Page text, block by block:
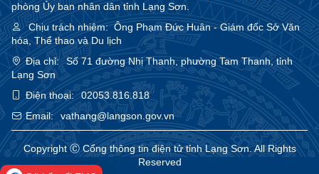
phòng Ủy ban nhân dân tỉnh Lạng Sơn.
Chịu trách nhiệm:Ông Phạm Đức Huân - Giám đốc Sở Văn
hóa, Thể thao và Du lịch
Địa chỉ:
Số 71 đường Nhị Thanh, phường Tam Thanh, tỉnh
Lạng Sơn
Điện thoại:
02053.816.818
Email:
vathang@langson.gov.vn
Copyright Ⓒ Cổng thông tin điện tử tỉnh Lạng Sơn. All Rights
Reserved